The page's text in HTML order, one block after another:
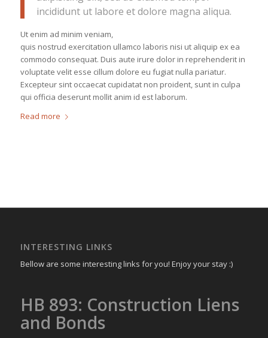
incididunt ut labore et dolore magna aliqua.
Ut enim ad minim veniam,
quis nostrud exercitation ullamco laboris nisi ut aliquip ex ea
commodo consequat. Duis aute irure dolor in reprehenderit in
voluptate velit esse cillum dolore eu fugiat nulla pariatur.
Excepteur sint occaecat cupidatat non proident, sunt in culpa
qui officia deserunt mollit anim id est laborum.
Read more
INTERESTING LINKS
Bellow are some interesting links for you! Enjoy your stay :)
HB 893: Construction Liens
and Bonds